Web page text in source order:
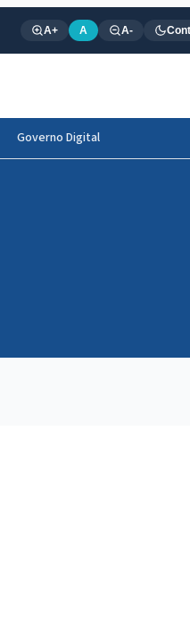
A+ A A-
Governo Digital